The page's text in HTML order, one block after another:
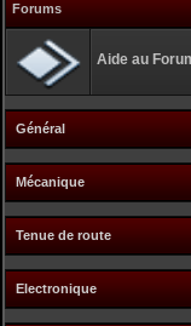
Forums
Aide au
Général
Mécanique
Tenue de route
Electronique